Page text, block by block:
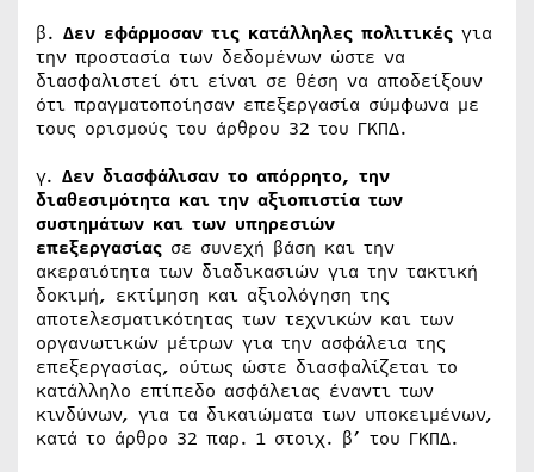
β. Δεν εφάρμοσαν τις κατάλληλες πολιτικές για
την προστασία των δεδομένων ώστε να
διασφαλιστεί ότι είναι σε θέση να αποδείξουν
ότι πραγματοποίησαν επεξεργασία σύμφωνα με
τους ορισμούς του άρθρου 32 του ΓΚΠΔ.
γ. Δεν διασφάλισαν το απόρρητο, την
διαθεσιμότητα και την αξιοπιστία των
συστημάτων και των υπηρεσιών
επεξεργασίας σε συνεχή βάση και την
ακεραιότητα των διαδικασιών για την τακτική
δοκιμή, εκτίμηση και αξιολόγηση της
αποτελεσματικότητας των τεχνικών και των
οργανωτικών μέτρων για την ασφάλεια της
επεξεργασίας, ούτως ώστε διασφαλίζεται το
κατάλληλο επίπεδο ασφάλειας έναντι των
κινδύνων, για τα δικαιώματα των υποκειμένων,
κατά το άρθρο 32 παρ. 1 στοιχ. β’ του ΓΚΠΔ.